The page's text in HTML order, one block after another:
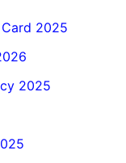
2025
2025